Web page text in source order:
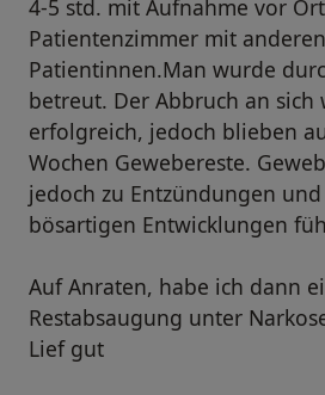
4-5 std. mit Aufnahme vor
Patientenzimmer mit anderen
Patientinnen.Man wurde
betreut. Der Abbruch an sich
erfolgreich, jedoch blieben
Wochen Gewebereste.
jedoch zu Entzündungen
bösartigen Entwicklungen
Auf Anraten, habe ich dann
Restabsaugung unter
Lief gut